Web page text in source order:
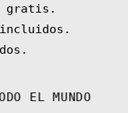
gratis.
EL MUNDO